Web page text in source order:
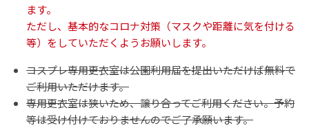
ます。
ただし、基本的なコロナ対策（マスクや距離に気を付ける
等）をしていただくようお願いします。
コスプレ専用更衣室は公園利用届を提出いただけば無料で
ご利用いただけます。
専用更衣室は狭いため、譲り合ってご利用ください。予約
等は受け付けておりませんのでご了承願います。